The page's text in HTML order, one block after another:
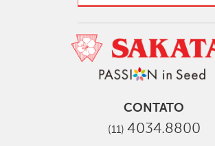
CONTATO
(11) 4034.8800